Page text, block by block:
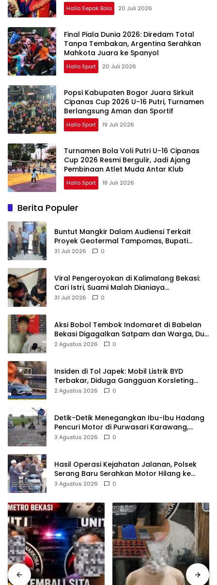
Hallo Sepak Bola 20 Juli 2026
Final Piala Dunia 2026: Diredam Total
Tanpa Tembakan, Argentina Serahkan
Mahkota Juara ke Spanyol
Hallo Sport 20 Juli 2026
Popsi Kabupaten Bogor Juara Sirkuit
Cipanas Cup 2026 U-16 Putri, Turnamen
Berlangsung Aman dan Sportif
Hallo Sport 19 Juli 2026
Turnamen Bola Voli Putri U-16 Cipanas
Cup 2026 Resmi Bergulir, Jadi Ajang
Pembinaan Atlet Muda Antar Klub
Hallo Sport 18 Juli 2026
Berita Populer
Buntut Mangkir Dalam Audiensi Terkait
Proyek Geotermal Tampomas, Bupati
Sumedang Dilaporkan Ke Ombudsman dan
31 Juli 2026 0
Viral Pengeroyokan di Kalimalang Bekasi:
Cari Istri, Suami Malah Dianiaya
Sekelompok Pria
31 Juli 2026 0
Aksi Bobol Tembok Indomaret di Babelan
Bekasi Digagalkan Satpam dan Warga, Dua
Pelaku Diamankan
2 Agustus 2026 0
Insiden di Tol Japek: Mobil Listrik BYD
Terbakar, Diduga Gangguan Korsleting
Listrik
2 Agustus 2026 0
Detik-Detik Menegangkan Ibu-Ibu Hadang
Pencuri Motor di Purwasari Karawang,
Pelaku Lolos di Tengah Keramaian!
3 Agustus 2026 0
Hasil Operasi Kejahatan Jalanan, Polsek
Serang Baru Serahkan Motor Hilang ke
Pemilik
3 Agustus 2026 0